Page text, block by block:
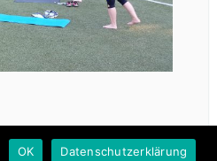
OK Datenschutzerklärung